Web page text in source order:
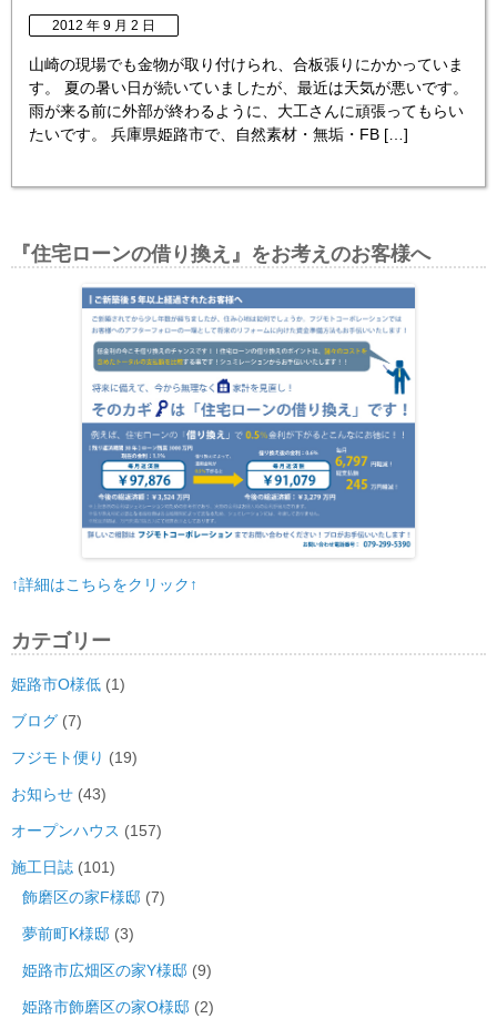
2012 年 9 月 2 日
山崎の現場でも金物が取り付けられ、合板張りにかかっていま
す。 夏の暑い日が続いていましたが、最近は天気が悪いです。
雨が来る前に外部が終わるように、大工さんに頑張ってもらい
たいです。 兵庫県姫路市で、自然素材・無垢・FB […]
『住宅ローンの借り換え』をお考えのお客様へ
↑詳細はこちらをクリック↑
カテゴリー
姫路市O様低 (1)
ブログ (7)
フジモト便り (19)
お知らせ (43)
オープンハウス (157)
施工日誌 (101)
飾磨区の家F様邸 (7)
夢前町K様邸 (3)
姫路市広畑区の家Y様邸 (9)
姫路市飾磨区の家O様邸 (2)